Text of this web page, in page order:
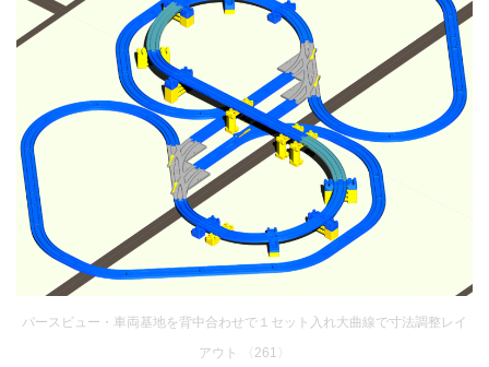
パースビュー・車両基地を背中合わせで１セット入れ大曲線で寸法調整レイ
アウト 〈261〉